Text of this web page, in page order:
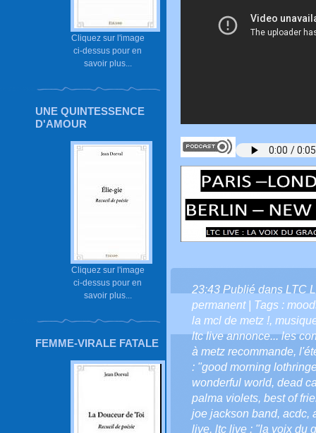
Cliquez sur l'image
ci-dessus pour en
savoir plus...
UNE QUINTESSENCE
D'AMOUR
Cliquez sur l'image
ci-dessus pour en
savoir plus...
FEMME-VIRALE FATALE
23:43 Publié dans LTC
permanent| Tags :
la mcl de metz !,
ltc live annonce... les
à metz recommande,
: "good morning
wonderful world, dead
palma violets, best of
joe jackson band, acdc,
live, ltc live : "la voix du